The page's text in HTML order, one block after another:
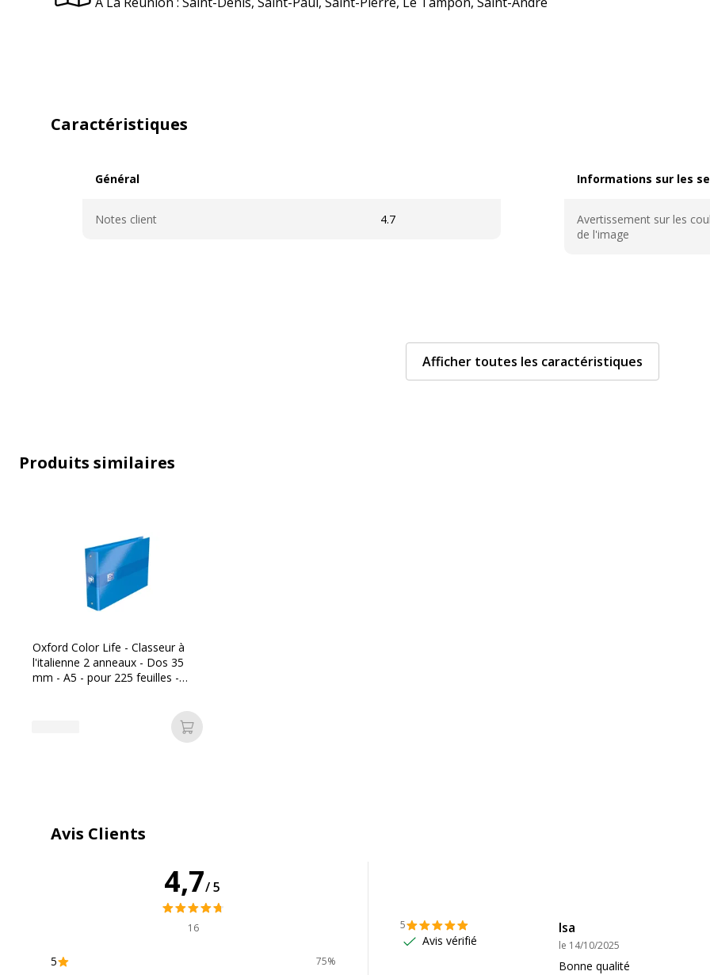
Caractéristiques
Général
Notes client 4.7
Informations sur les
Avertissement sur les
de l'image
Format pris en charge
Matériau(x) du produit
Nombre d'anneaux
Caractéristiques
Couleur du produit
Caractéristiques environnementales
Caractéristiques environnementales
Emballage sans plastique
Produit sans plastique
Afficher toutes les caractéristiques
Produits similaires
Oxford Color Life - Classeur à
l'italienne 2 anneaux - Dos 35
mm - A5 - pour 225 feuilles -
Ajouter au panier
Avis Clients
4,7/5
16
5 75%
5
Avis vérifié
Isa
le 14/10/2025
Bonne qualité